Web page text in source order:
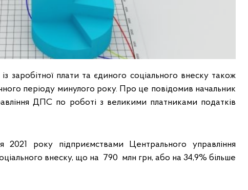
заробітної плати та єдиного соціального внеску також
періоду минулого року. Про це повідомив начальник
ДПС по роботі з великими платниками податків
року підприємствами Центрального управління
внеску, що на 790 млн грн, або на 34,9% більше